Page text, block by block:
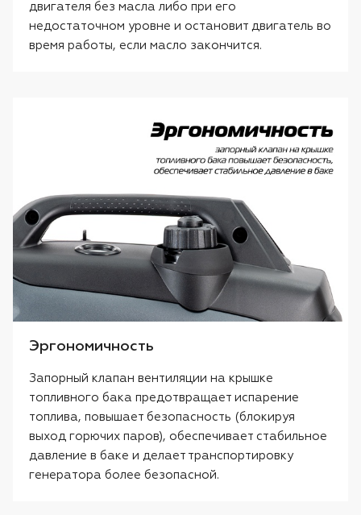
двигателя без масла либо при его
недостаточном уровне и остановит двигатель во
время работы, если масло закончится.
Эргономичность
Запорный клапан вентиляции на крышке
топливного бака предотвращает испарение
топлива, повышает безопасность (блокируя
выход горючих паров), обеспечивает стабильное
давление в баке и делает транспортировку
генератора более безопасной.